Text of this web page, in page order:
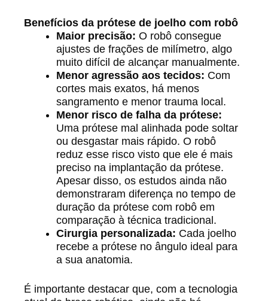
Benefícios da prótese de joelho com robô
Maior precisão: O robô consegue
ajustes de frações de milímetro, algo
muito difícil de alcançar manualmente.
Menor agressão aos tecidos: Com
cortes mais exatos, há menos
sangramento e menor trauma local.
Menor risco de falha da prótese:
Uma prótese mal alinhada pode soltar
ou desgastar mais rápido. O robô
reduz esse risco visto que ele é mais
preciso na implantação da prótese.
Apesar disso, os estudos ainda não
demonstraram diferença no tempo de
duração da prótese com robô em
comparação à técnica tradicional.
Cirurgia personalizada: Cada joelho
recebe a prótese no ângulo ideal para
a sua anatomia.
É importante destacar que, com a tecnologia